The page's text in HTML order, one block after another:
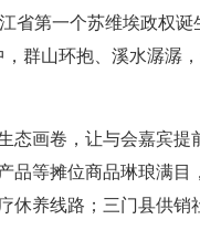
省第一个苏维埃政权诞
群山环抱、溪水潺潺，
态画卷，让与会嘉宾提
品等摊位商品琳琅满目
养线路；三门县供销